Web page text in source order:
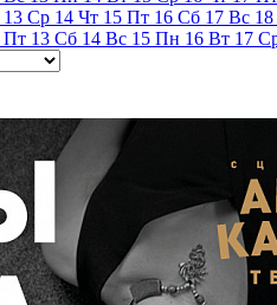
13 Ср 14 Чт 15 Пт 16 Сб 17 Вс 18
Пт 13 Сб 14 Вс 15 Пн 16 Вт 17